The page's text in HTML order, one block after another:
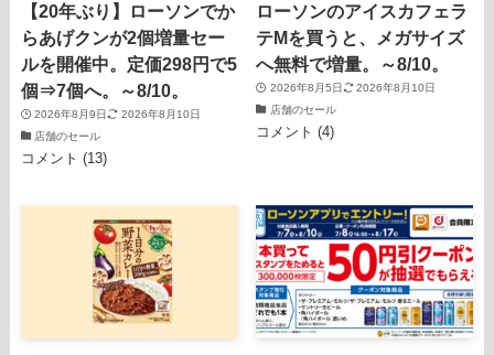
【20年ぶり】ローソンでか
らあげクンが2個増量セー
ルを開催中。定価298円で5
個⇒7個へ。～8/10。
2026年8月9日
2026年8月10日
店舗のセール
コメント (13)
ローソンのアイスカフェラ
テMを買うと、メガサイズ
へ無料で増量。～8/10。
2026年8月5日
2026年8月10日
店舗のセール
コメント (4)